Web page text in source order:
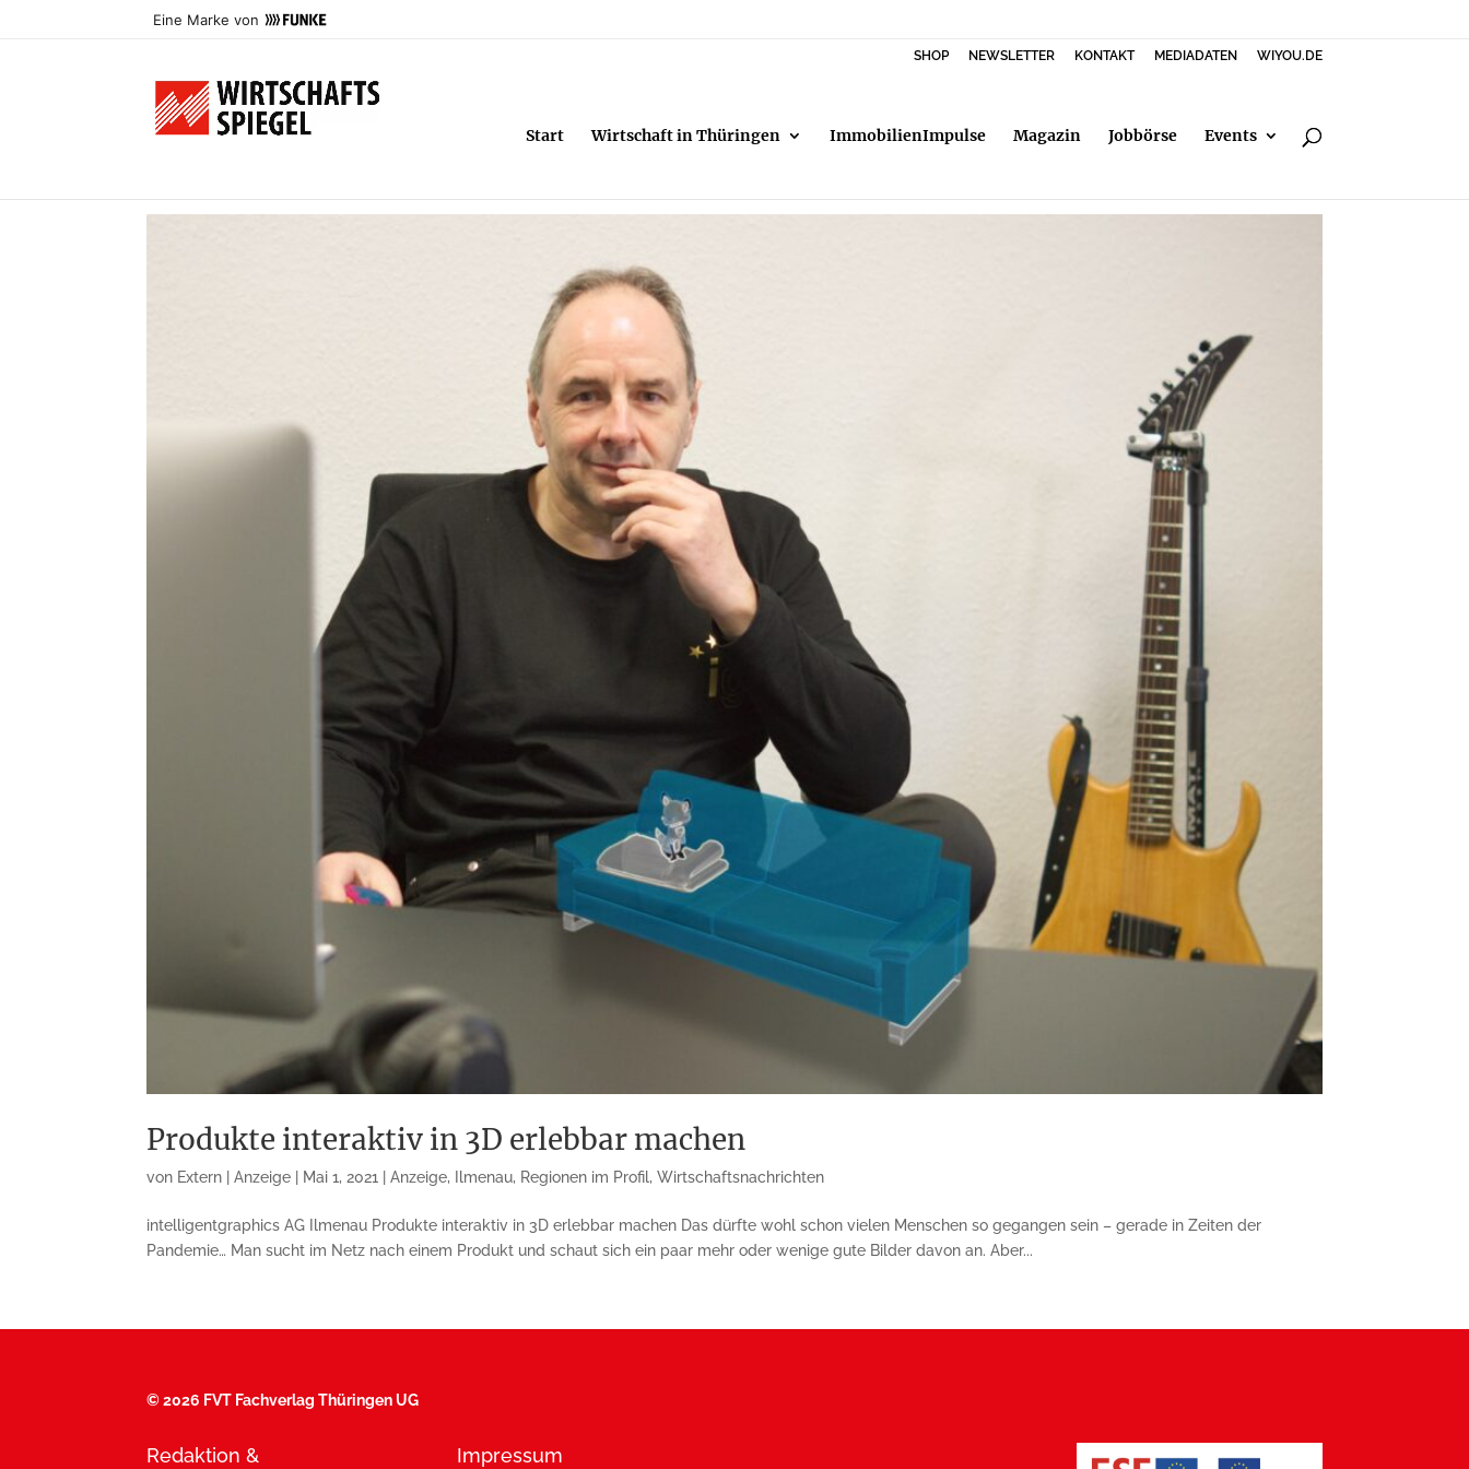
Eine Marke von
SHOP NEWSLETTER KONTAKT MEDIADATEN WIYOU.DE
Start Wirtschaft in Thüringen ImmobilienImpulse Magazin Jobbörse Events
Produkte interaktiv in 3D erlebbar machen
von Extern | Anzeige Mai 1, 2021 |Anzeige, Ilmenau, Regionen im Profil,Wirtschaftsnachrichten
intelligentgraphics AG Ilmenau Produkte interaktiv in 3D erlebbar machen Das dürfte wohl schon vielen Menschen so gegangen sein – gerade in Zeiten der
Pandemie… Man sucht im Netz nach einem Produkt und schaut sich ein paar mehr oder wenige gute Bilder davon an. Aber...
©2026 FVT Fachverlag Thüringen UG
Redaktion &
Impressum